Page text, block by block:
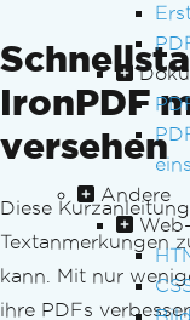
Andere
IronPDF
versehen
Diese
Textanmerkungen
kann. Mit nur
ihre PDFs